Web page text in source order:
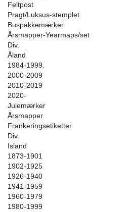
Feltpost
Pragt/Luksus-stemplet
Buspakkemærker
Årsmapper-Yearmaps/set
Div.
Åland
1984-1999.
2000-2009
2010-2019
2020-
Julemærker
Årsmapper
Frankeringsetiketter
Div.
Island
1873-1901
1902-1925
1926-1940
1941-1959
1960-1979
1980-1999